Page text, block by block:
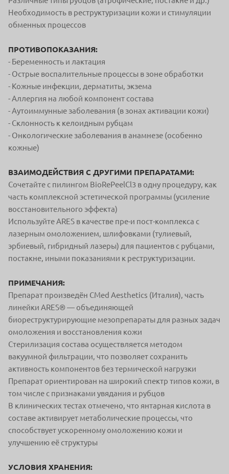
Необходимость в реструктуризации кожи и стимуляции
обменных процессов
ПРОТИВОПОКАЗАНИЯ:
- Беременность и лактация
- Острые воспалительные процессы в зоне обработки
- Кожные инфекции, дерматиты, экзема
- Аллергия на любой компонент состава
- Аутоиммунные заболевания (в зонах активации кожи)
- Склонность к келоидным рубцам
- Онкологические заболевания в анамнезе (особенно
кожные)
ВЗАИМОДЕЙСТВИЯ С ДРУГИМИ ПРЕПАРАТАМИ:
Сочетайте с пилингом BioRePeelCl3 в одну процедуру, как
часть комплексной эстетической программы (усиление
восстановительного эффекта)
Используйте ARES в качестве пре-и пост-комплекса с
лазерным омоложением, шлифовками (тулиевый,
эрбиевый, гибридный лазеры) для пациентов с рубцами,
постакне, иными показаниями к реструктуризации.
ПРИМЕЧАНИЯ:
Препарат произведён CMed Aesthetics (Италия), часть
линейки ARES® — объединяющей
биореструктурирующие мезопрепараты для разных задач
омоложения и восстановления кожи
Стерилизация состава осуществляется методом
вакуумной фильтрации, что позволяет сохранить
активность компонентов без термической нагрузки
Препарат ориентирован на широкий спектр типов кожи, в
том числе с признаками увядания и рубцов
В клинических тестах отмечено, что янтарная кислота в
составе активирует метаболические процессы, что
способствует ускоренному омоложению кожи и
улучшению её структуры
УСЛОВИЯ ХРАНЕНИЯ: